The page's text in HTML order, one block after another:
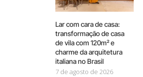
Lar com cara de casa:
transformação de casa
de vila com 120m² e
charme da arquitetura
italiana no Brasil
7 de agosto de 2026